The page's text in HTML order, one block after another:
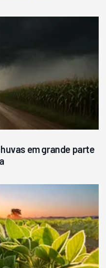
em grande parte